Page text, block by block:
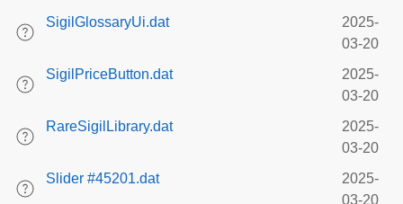
SigilGlossaryUi.dat
2025-
03-20
SigilPriceButton.dat
2025-
03-20
RareSigilLibrary.dat
2025-
03-20
Slider #45201.dat
2025-
03-20